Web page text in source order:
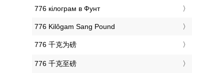
‎776 кілограм в Фунт
‎776 Kilôgam Sang Pound
‎776 千克为磅
‎776 千克至磅